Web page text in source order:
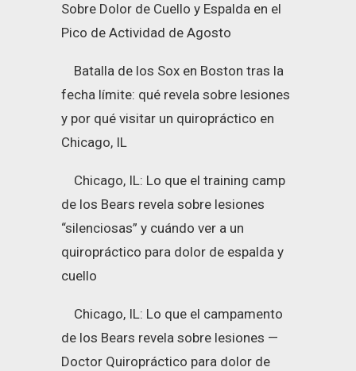
Sobre Dolor de Cuello y Espalda en el
Pico de Actividad de Agosto
Batalla de los Sox en Boston tras la
fecha límite: qué revela sobre lesiones
y por qué visitar un quiropráctico en
Chicago, IL
Chicago, IL: Lo que el training camp
de los Bears revela sobre lesiones
“silenciosas” y cuándo ver a un
quiropráctico para dolor de espalda y
cuello
Chicago, IL: Lo que el campamento
de los Bears revela sobre lesiones —
Doctor Quiropráctico para dolor de